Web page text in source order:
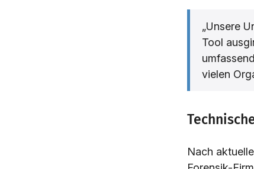
„Unsere
Tool
vielen
Nach